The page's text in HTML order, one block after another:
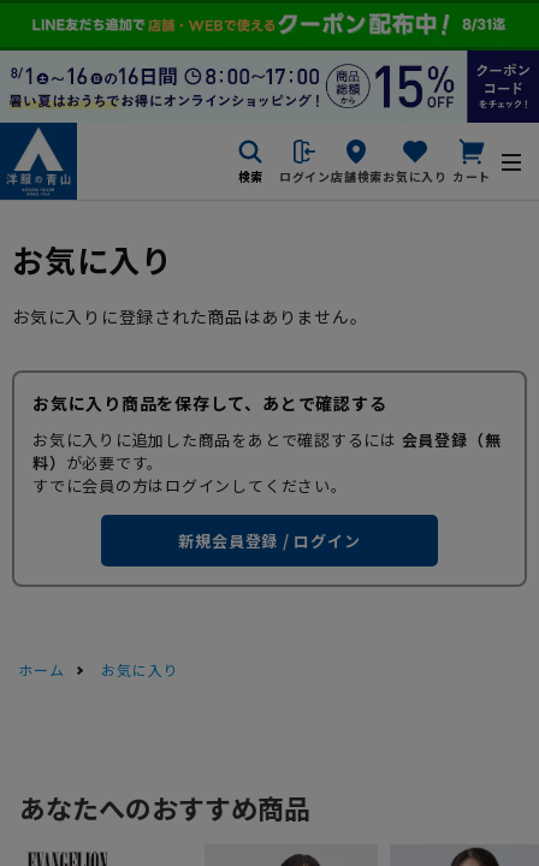
検索 ログイン店舗検索お気に入り カート
お気に入り
お気に入りに登録された商品はありません。
お気に入り商品を保存して、あとで確認する
お気に入りに追加した商品をあとで確認するには 会員登録（無
料） が必要です。
すでに会員の方はログインしてください。
新規会員登録 / ログイン
ホーム お気に入り